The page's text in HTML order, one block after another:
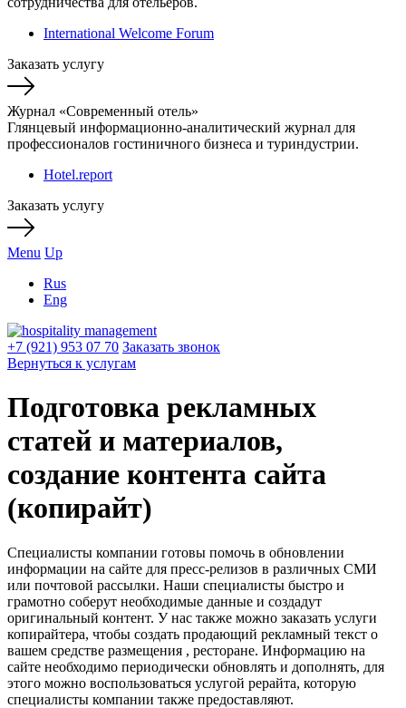
International Welcome Forum
Заказать услугу
Журнал «Современный отель»
Глянцевый информационно-аналитический журнал для
профессионалов гостиничного бизнеса и туриндустрии.
Hotel.report
Заказать услугу
Menu Up
Rus
Eng
+7 (921) 953 07 70 Заказать звонок
Вернуться к услугам
Подготовка рекламных
статей и материалов,
cоздание контента сайта
(копирайт)
Специалисты компании готовы помочь в обновлении
информации на сайте для пресс-релизов в различных СМИ
или почтовой рассылки. Наши специалисты быстро и
грамотно соберут необходимые данные и создадут
оригинальный контент. У нас также можно заказать услуги
копирайтера, чтобы создать продающий рекламный текст о
вашем средстве размещения , ресторане. Информацию на
сайте необходимо периодически обновлять и дополнять, для
этого можно воспользоваться услугой рерайта, которую
специалисты компании также предоставляют.